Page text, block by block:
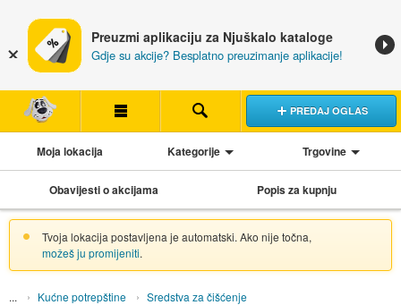
Preuzmi aplikaciju za Njuškalo kataloge
Gdje su akcije? Besplatno preuzimanje aplikacije!
PREDAJ OGLAS
Moja lokacija Kategorije Trgovine
Obavijesti o akcijama Popis za kupnju
Tvoja lokacija postavljena je automatski. Ako nije točna,
možeš ju promijeniti.
Kućne potrepštine Sredstva za čišćenje